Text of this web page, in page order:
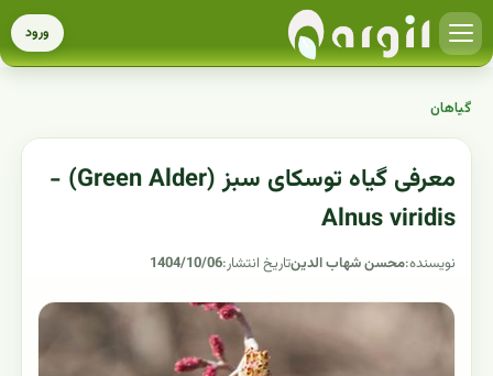
ورود
گیاهان
معرفی گیاه توسکای سبز (Green Alder) -
Alnus viridis
نویسنده:محسن شهاب الدینتاریخ انتشار:1404/10/06